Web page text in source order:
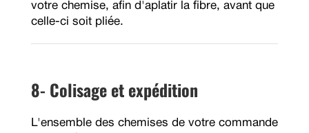
votre chemise, afin d'aplatir la fibre, avant que
celle-ci soit pliée.
8- Colisage et expédition
L'ensemble des chemises de votre commande